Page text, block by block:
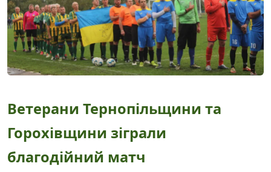
Ветерани Тернопільщини та
Горохівщини зіграли
благодійний матч